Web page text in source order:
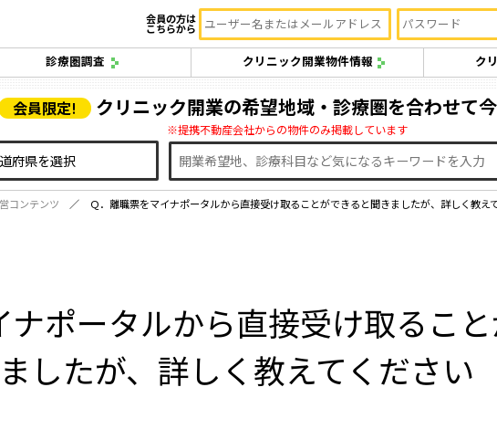
会員の方は
こちらから
診療圏調査 クリニック開業物件情報 ク
会員限定! クリニック開業の希望地域・診療圏を合わせて
※提携不動産会社からの物件のみ掲載しています
コンテンツ Ｑ．離職票をマイナポータルから直接受け取ることができると聞きましたが、詳しく教え
ポータルから直接受け取るこ
したが、詳しく教えてください